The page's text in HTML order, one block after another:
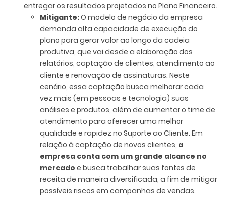
entregar os resultados projetados no Plano Financeiro.
Mitigante:O modelo de negócio da empresa
demanda alta capacidade de execução do
plano para gerar valor ao longo da cadeia
produtiva, que vai desde a elaboração dos
relatórios, captação de clientes, atendimento ao
cliente e renovação de assinaturas. Neste
cenário, essa captação busca melhorar cada
vez mais (em pessoas e tecnologia) suas
análises e produtos, além de aumentar o time de
atendimento para oferecer uma melhor
qualidade e rapidez no Suporte ao Cliente. Em
relação à captação de novos clientes, a
empresa conta com um grande alcance no
mercado e busca trabalhar suas fontes de
receita de maneira diversificada, a fim de mitigar
possíveis riscos em campanhas de vendas.